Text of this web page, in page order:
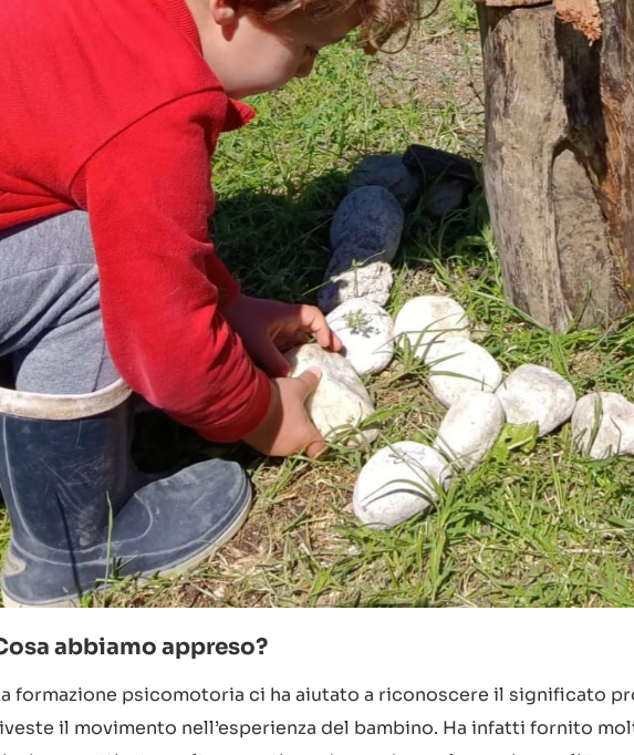
abbiamo appreso?
formazione psicomotoria ci ha aiutato a riconoscere il significato
il movimento nell’esperienza del bambino. Ha infatti fornito